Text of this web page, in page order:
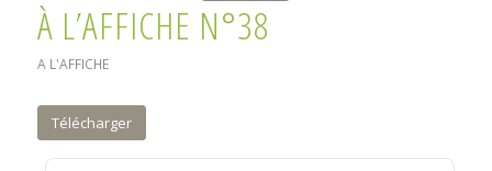
À L’AFFICHE N°38
A L'AFFICHE
Télécharger